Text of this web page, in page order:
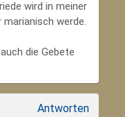
wird in meiner
marianisch werde.
die Gebete
Antworten